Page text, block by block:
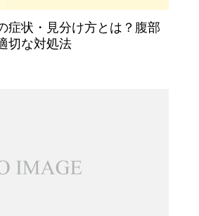
症状・見分け方とは？腹部
切な対処法